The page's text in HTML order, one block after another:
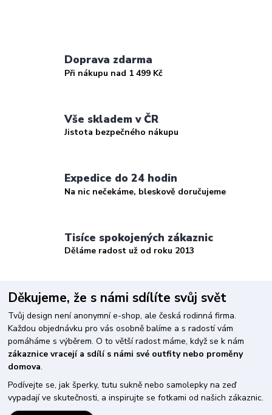
Doprava zdarma
Při nákupu nad 1 499 Kč
Vše skladem v ČR
Jistota bezpečného nákupu
Expedice do 24 hodin
Na nic nečekáme, bleskově doručujeme
Tisíce spokojených zákaznic
Děláme radost už od roku 2013
Děkujeme, že s námi sdílíte svůj svět
Tvůj design není anonymní e-shop, ale česká rodinná firma.
Každou objednávku pro vás osobně balíme a s radostí vám
pomáháme s výběrem. O to větší radost máme, když se k nám
zákaznice vracejí a sdílí s námi své outfity nebo proměny
domova.
Podívejte se, jak šperky, tutu sukně nebo samolepky na zeď
vypadají ve skutečnosti, a inspirujte se fotkami od našich zákaznic.